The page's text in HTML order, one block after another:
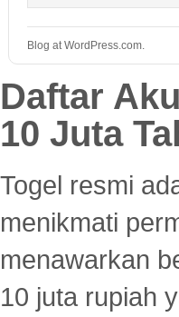
Blog at WordPress.com.
Daftar
10 Juta
Togel resmi
menikmati
menawarkan
10 juta rupiah